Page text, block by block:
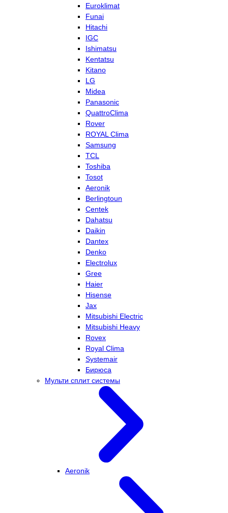
Euroklimat
Funai
Hitachi
IGC
Ishimatsu
Kentatsu
Kitano
LG
Midea
Panasonic
QuattroClima
Rover
ROYAL Clima
Samsung
TCL
Toshiba
Tosot
Aeronik
Berlingtoun
Centek
Dahatsu
Daikin
Dantex
Denko
Electrolux
Gree
Haier
Hisense
Jax
Mitsubishi Electric
Mitsubishi Heavy
Rovex
Royal Clima
Systemair
Бирюса
Мульти сплит системы
Aeronik